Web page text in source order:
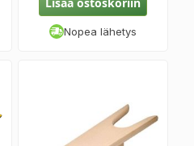
Nopea lähetys